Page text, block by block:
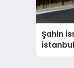
Şahin
Vurdu